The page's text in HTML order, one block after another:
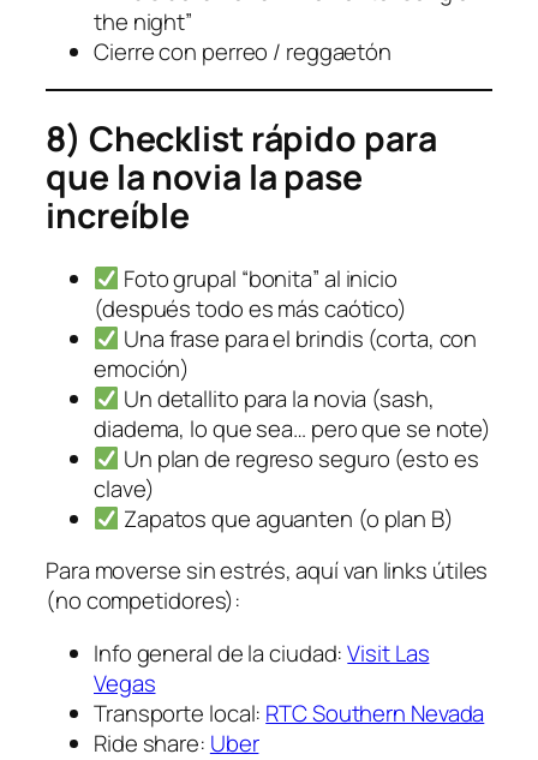
the night”
Cierre con perreo / reggaetón
8) Checklist rápido para
que la novia la pase
increíble
Foto grupal “bonita” al inicio
(después todo es más caótico)
Una frase para el brindis (corta, con
emoción)
Un detallito para la novia (sash,
diadema, lo que sea… pero que se note)
Un plan de regreso seguro (esto es
clave)
Zapatos que aguanten (o plan B)
Para moverse sin estrés, aquí van links útiles
(no competidores):
Info general de la ciudad:Visit Las
Vegas
Transporte local: RTC Southern Nevada
Ride share: Uber